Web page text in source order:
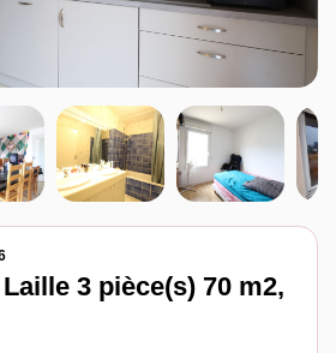
3 pièce(s) 70 m2,